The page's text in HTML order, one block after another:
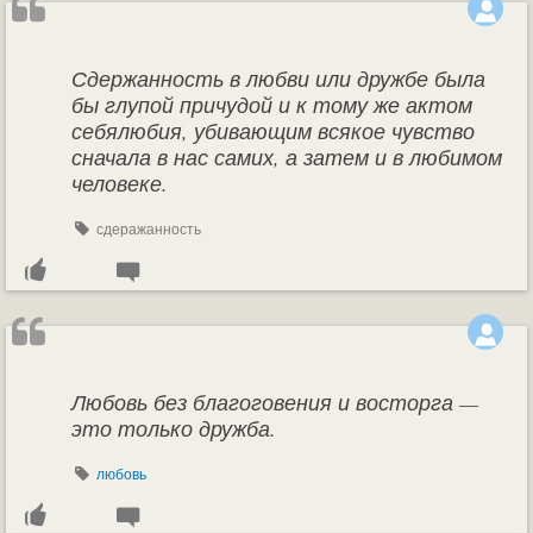
Сдержанность в любви или дружбе была
бы глупой причудой и к тому же актом
себялюбия, убивающим всякое чувство
сначала в нас самих, а затем и в любимом
человеке.
сдеражанность
Любовь без благоговения и восторга —
это только дружба.
любовь